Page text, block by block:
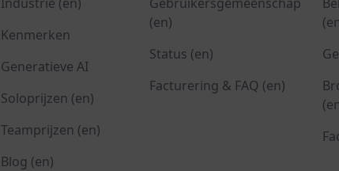
Kenmerken
Generatieve AI
Soloprijzen (en)
Teamprijzen (en)
Blog (en)
(en)
Status (en)
Facturering & FAQ (en)